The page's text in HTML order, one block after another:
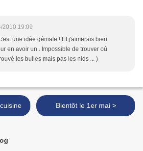
2010 19:09
une idée géniale ! Et j'aimerais bien
en avoir un . Impossible de trouver où
les bulles mais pas les nids ... )
cuisine Bientôt le 1er mai >